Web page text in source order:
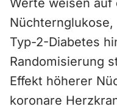
Werte weisen auf
Typ-2-Diabetes
Randomisierung
Effekt höherer
koronare